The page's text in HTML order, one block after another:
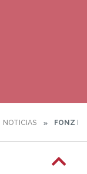
NOTICIAS FONZ